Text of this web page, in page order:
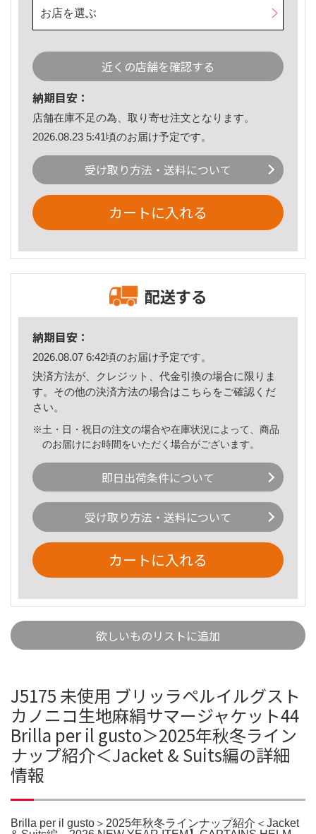
お店を選ぶ
近くの店舗を確認する
納期目安：
店舗在庫不足の為、取り寄せ注文となります。
2026.08.23 5:41頃のお届け予定です。
受け取り方法・送料について
カートに入れる
配送する
納期目安：
2026.08.07 6:42頃のお届け予定です。
決済方法が、クレジット、代金引換の場合に限りま
す。その他の決済方法の場合はこちら をご確認くだ
さい。
※土・日・祝日の注文の場合や在庫状況によって、商品
のお届けにお時間をいただく場合がございます。
即日出荷条件について
受け取り方法・送料について
カートに入れる
欲しいものリストに追加
J5175 未使用 ブリッラペルイルグスト
カノニコ生地麻絹サマージャケット44
Brilla per il gusto＞2025年秋冬ライン
ナップ紹介＜Jacket & Suits編の詳細
情報
Brilla per il gusto＞2025年秋冬ラインナップ紹介＜Jacket